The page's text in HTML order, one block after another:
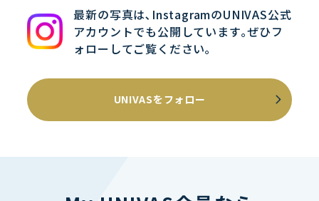
最新の写真は､InstagramのUNIVAS公式
アカウントでも公開しています｡ぜひフ
ォローしてご覧ください｡
UNIVASをフォロー